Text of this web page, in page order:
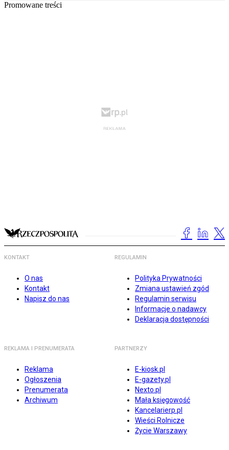
Promowane treści
KONTAKT
O nas
Kontakt
Napisz do nas
REGULAMIN
Polityka Prywatności
Zmiana ustawień zgód
Regulamin serwisu
Informacje o nadawcy
Deklaracja dostępności
REKLAMA I PRENUMERATA
Reklama
Ogłoszenia
Prenumerata
Archiwum
PARTNERZY
E-kiosk.pl
E-gazety.pl
Nexto.pl
Mała księgowość
Kancelarierp.pl
Wieści Rolnicze
Życie Warszawy